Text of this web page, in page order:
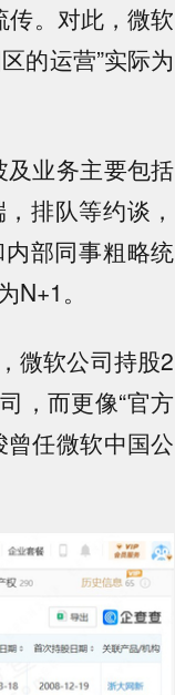
传。对此，微软
的运营”实际为
业务主要包括
排队等约谈，
部同事粗略统
。
微软公司持股2
，而更像“官方
任微软中国公